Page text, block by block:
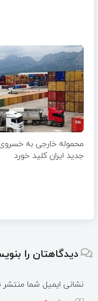
محموله خارجی به
جدید ایران کلید خورد
دیدگاهتان را
نشانی ایمیل شما